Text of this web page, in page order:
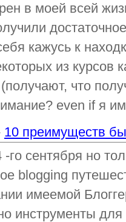
в моей всей
кажусь к
из курсов
что
even if я
10 преимуществ
сентября но
blogging
имеемой
инструменты для